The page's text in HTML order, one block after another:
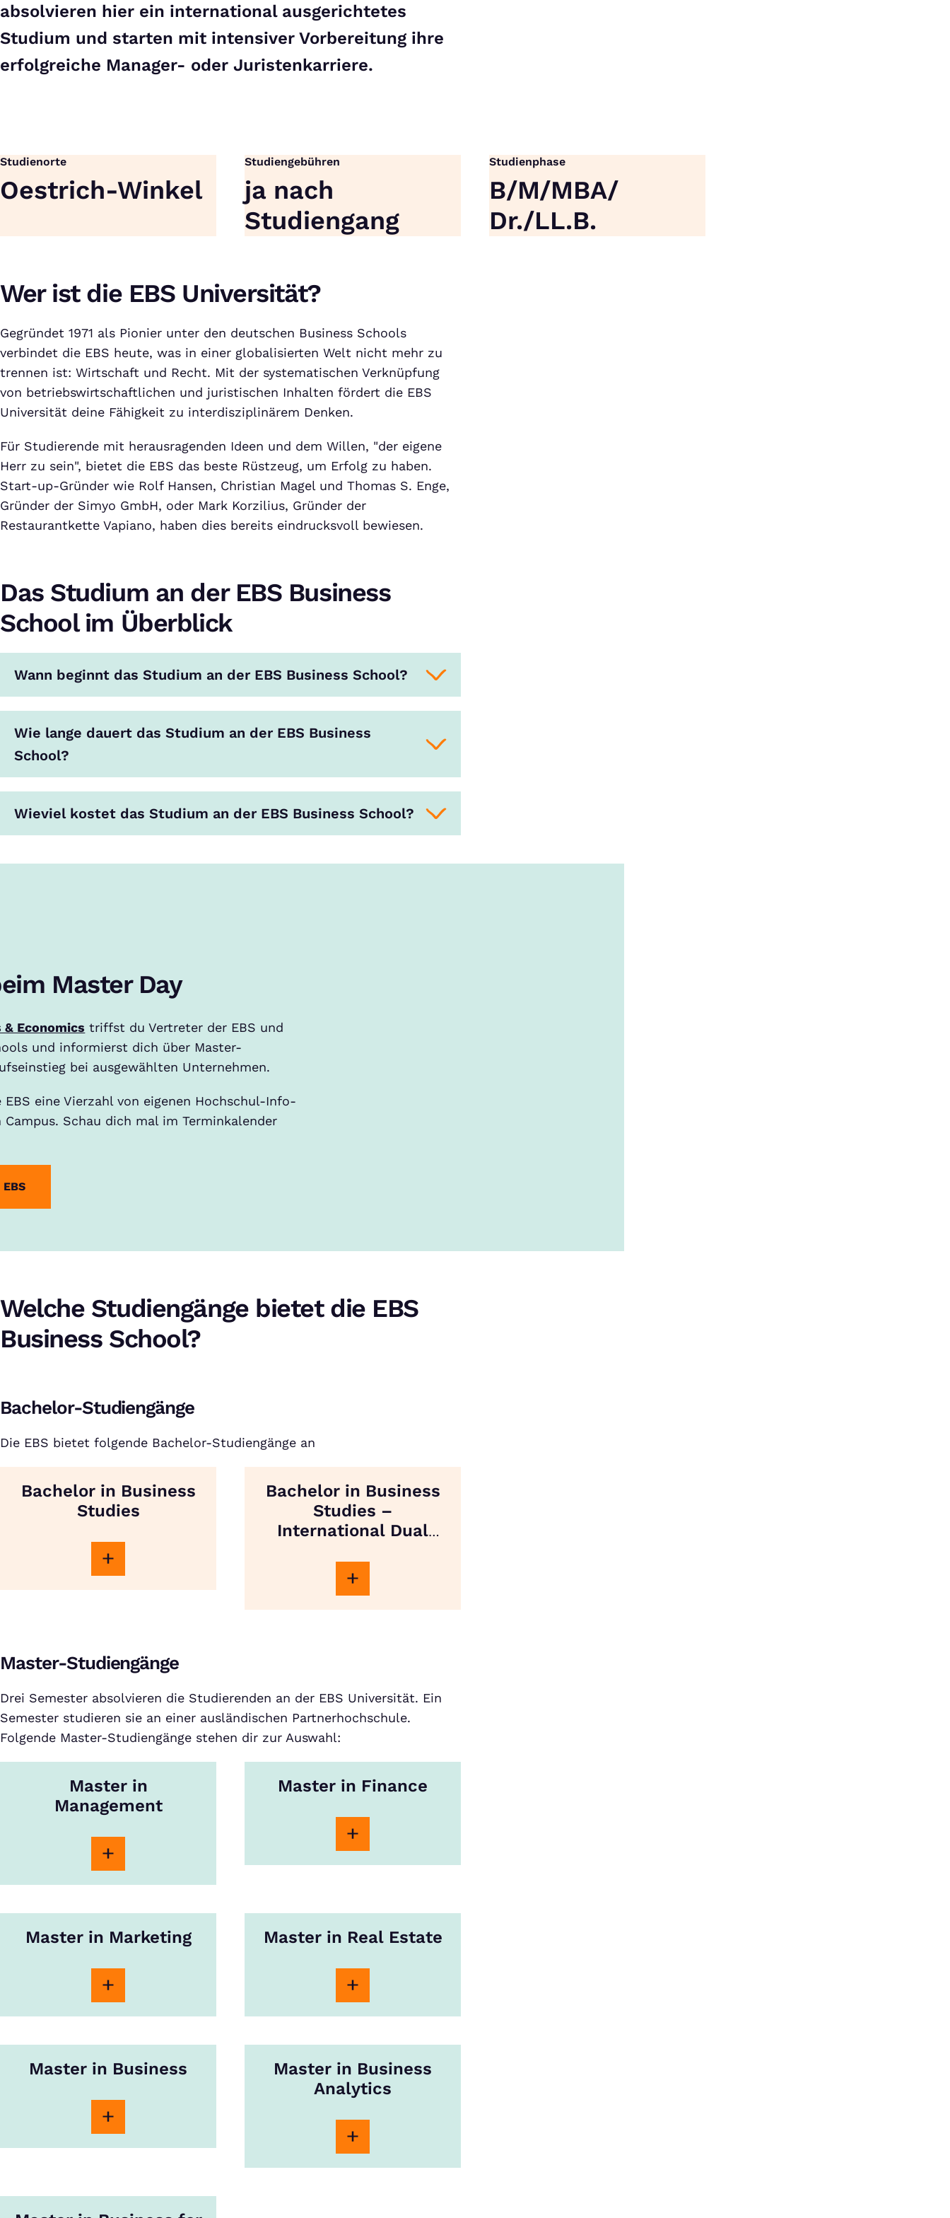
absolvieren hier ein international ausgerichtetes
Studium und starten mit intensiver Vorbereitung ihre
erfolgreiche Manager- oder Juristenkarriere.
Studienorte
Oestrich-Winkel
Studiengebühren
ja nach
Studiengang
Studienphase
B/M/MBA/
Dr./LL.B.
Wer ist die EBS Universität?
Gegründet 1971 als Pionier unter den deutschen Business Schools
verbindet die EBS heute, was in einer globalisierten Welt nicht mehr zu
trennen ist: Wirtschaft und Recht. Mit der systematischen Verknüpfung
von betriebswirtschaftlichen und juristischen Inhalten fördert die EBS
Universität deine Fähigkeit zu interdisziplinärem Denken.
Für Studierende mit herausragenden Ideen und dem Willen, "der eigene
Herr zu sein", bietet die EBS das beste Rüstzeug, um Erfolg zu haben.
Start-up-Gründer wie Rolf Hansen, Christian Magel und Thomas S. Enge,
Gründer der Simyo GmbH, oder Mark Korzilius, Gründer der
Restaurantkette Vapiano, haben dies bereits eindrucksvoll bewiesen.
Das Studium an der EBS Business
School im Überblick
Wann beginnt das Studium an der EBS Business School?
Wie lange dauert das Studium an der EBS Business
School?
Wieviel kostet das Studium an der EBS Business School?
Master Day
& Economics triffst du Vertreter der EBS und
und informierst dich über Master-
bei ausgewählten Unternehmen.
eine Vierzahl von eigenen Hochschul-Info-
Schau dich mal im Terminkalender
Welche Studiengänge bietet die EBS
Business School?
Bachelor-Studiengänge
Die EBS bietet folgende Bachelor-Studiengänge an
Bachelor in Business
Studies
Bachelor in Business
Studies –
International Dual
Master-Studiengänge
Drei Semester absolvieren die Studierenden an der EBS Universität. Ein
Semester studieren sie an einer ausländischen Partnerhochschule.
Folgende Master-Studiengänge stehen dir zur Auswahl:
Master in
Management
Master in Finance
Master in Marketing Master in Real Estate
Master in Business
Master in Business
Analytics